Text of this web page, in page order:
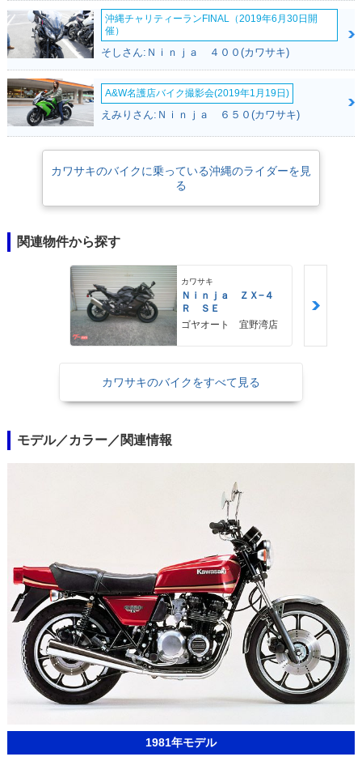
沖縄チャリティーランFINAL（2019年6月30日開
催）
そしさん:Ｎｉｎｊａ ４００(カワサキ)
A&W名護店バイク撮影会(2019年1月19日)
えみりさん:Ｎｉｎｊａ ６５０(カワサキ)
カワサキのバイクに乗っている沖縄のライダーを見
る
関連物件から探す
カワサキ
Ｎｉｎｊａ ＺＸ−４
Ｒ ＳＥ
ゴヤオート 宜野湾店
カワサキのバイクをすべて見る
モデル／カラー／関連情報
1981年モデル